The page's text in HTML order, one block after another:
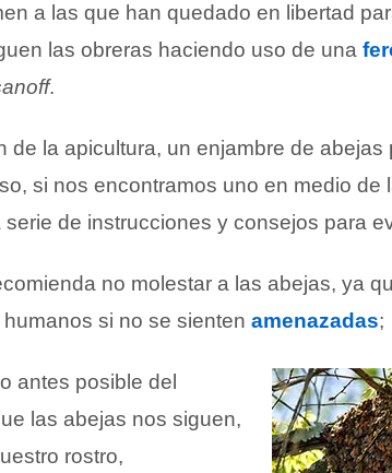
a las que han quedado en libertad
las obreras haciendo uso de una
.
de la apicultura, un enjambre de abejas
si nos encontramos uno en medio de
de instrucciones y consejos para
no molestar a las abejas, ya
si no se sienten amenazadas;
antes posible del
las abejas nos siguen,
rostro,